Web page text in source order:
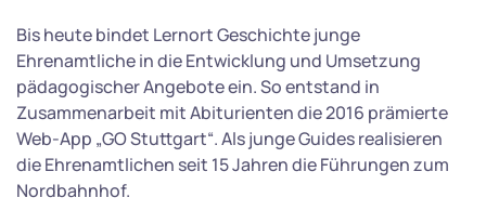
Bis heute bindet Lernort Geschichte junge
Ehrenamtliche in die Entwicklung und Umsetzung
pädagogischer Angebote ein. So entstand in
Zusammenarbeit mit Abiturienten die 2016 prämierte
Web-App „GO Stuttgart“. Als junge Guides realisieren
die Ehrenamtlichen seit 15 Jahren die Führungen zum
Nordbahnhof.